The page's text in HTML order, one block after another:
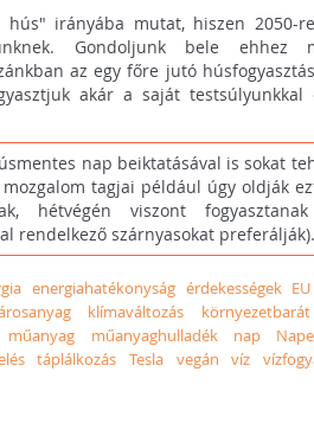
irányába mutat, hiszen 2050-
Gondoljunk bele ehhez
az egy főre jutó
akár a saját testsúlyunkkal
nap beiktatásával is sokat
tagjai például úgy oldják
hétvégén viszont
rendelkező szárnyasokat preferálják).
energiahatékonyság érdekességek EU
klímaváltozás környezetbarát
műanyag műanyaghulladék nap
táplálkozás Tesla vegán víz